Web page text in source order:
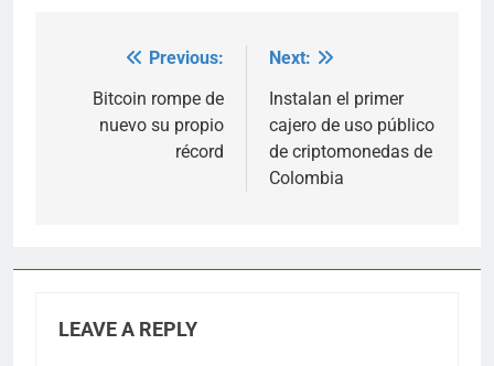
navigation
Previous:
Bitcoin rompe de
nuevo su propio
récord
Next:
Instalan el primer
cajero de uso público
de criptomonedas de
Colombia
LEAVE A REPLY